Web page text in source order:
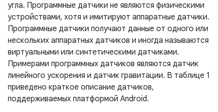
угла. Программные датчики не являются физическими
устройствами, хотя и имитируют аппаратные датчики.
Программные датчики получают данные от одного или
нескольких аппаратных датчиков и иногда называются
виртуальными или синтетическими датчиками.
Примерами программных датчиков являются датчик
линейного ускорения и датчик гравитации. В таблице 1
приведено краткое описание датчиков,
поддерживаемых платформой Android.